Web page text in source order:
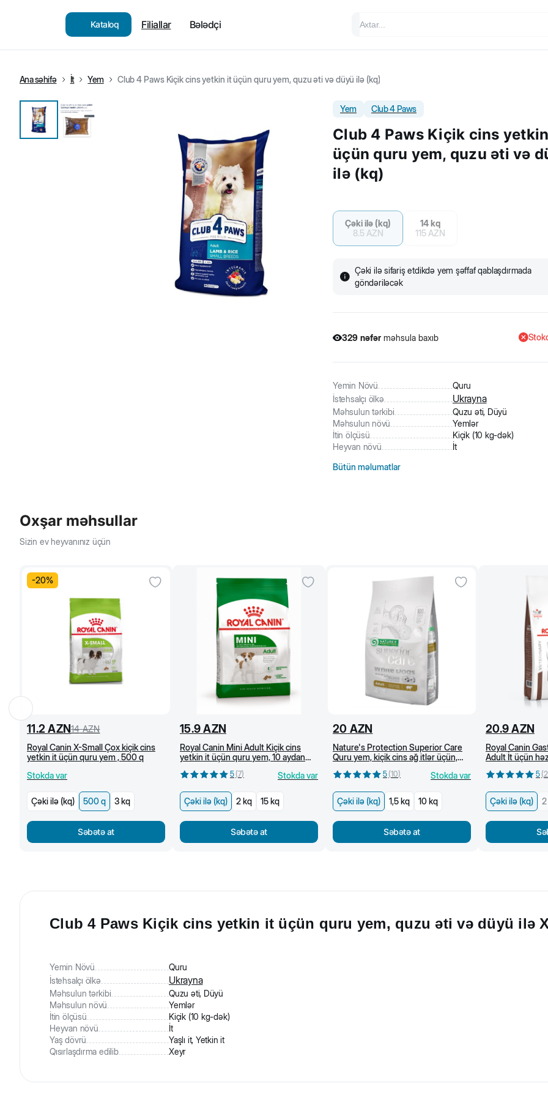
Kataloq Filiallar Bələdçi
Ana səhifə İt Yem Club 4 Paws Kiçik cins yetkin it üçün quru yem, quzu əti və düyü ilə (kq)
Yem Club 4 Paws
Club 4 Paws Kiçik cins
üçün quru yem, quzu əti və
ilə (kq)
329 nəfər məhsula baxıb
Çəki ilə (kq)
8.5 AZN
14 kq
115 AZN
Çəki ilə sifariş etdikdə yem şəffaf qablaşdırmada
göndəriləcək
Yemin Növü
Quru
İstehsalçı ölkə
Ukrayna
Məhsulun tərkibi
Quzu əti, Düyü
Məhsulun növü
Yemlər
İtin ölçüsü
Kiçik (10 kg-dək)
Heyvan növü
İt
Bütün məlumatlar
Oxşar məhsullar
Sizin ev heyvanınız üçün
-20%
11.2 AZN14 AZN
Royal Canin X-Small Çox kiçik cins
yetkin it üçün quru yem , 500 q
Stokda var
Çəki ilə (kq) 500 q 3 kq
Səbətə at
15.9 AZN
Royal Canin Mini Adult Kiçik cins
yetkin it üçün quru yem, 10 aydan
5 (7) Stokda var
Çəki ilə (kq) 2 kq 15 kq
Səbətə at
20 AZN
Nature's Protection Superior Care
Quru yem, kiçik cins ağ itlər üçün,
5 (10) Stokda var
Çəki ilə (kq) 1,5 kq 10 kq
Səbətə at
20.9 AZN
Royal Canin
Adult İt üçün
5 (2
Çəki ilə (kq)
Club 4 Paws Kiçik cins yetkin it üçün quru yem, quzu əti və düyü ilə
Yemin Növü
Quru
İstehsalçı ölkə
Ukrayna
Məhsulun tərkibi
Quzu əti, Düyü
Məhsulun növü
Yemlər
İtin ölçüsü
Kiçik (10 kg-dək)
Heyvan növü
İt
Yaş dövrü
Yaşlı it, Yetkin it
Qısırlaşdırma edilib
Xeyr